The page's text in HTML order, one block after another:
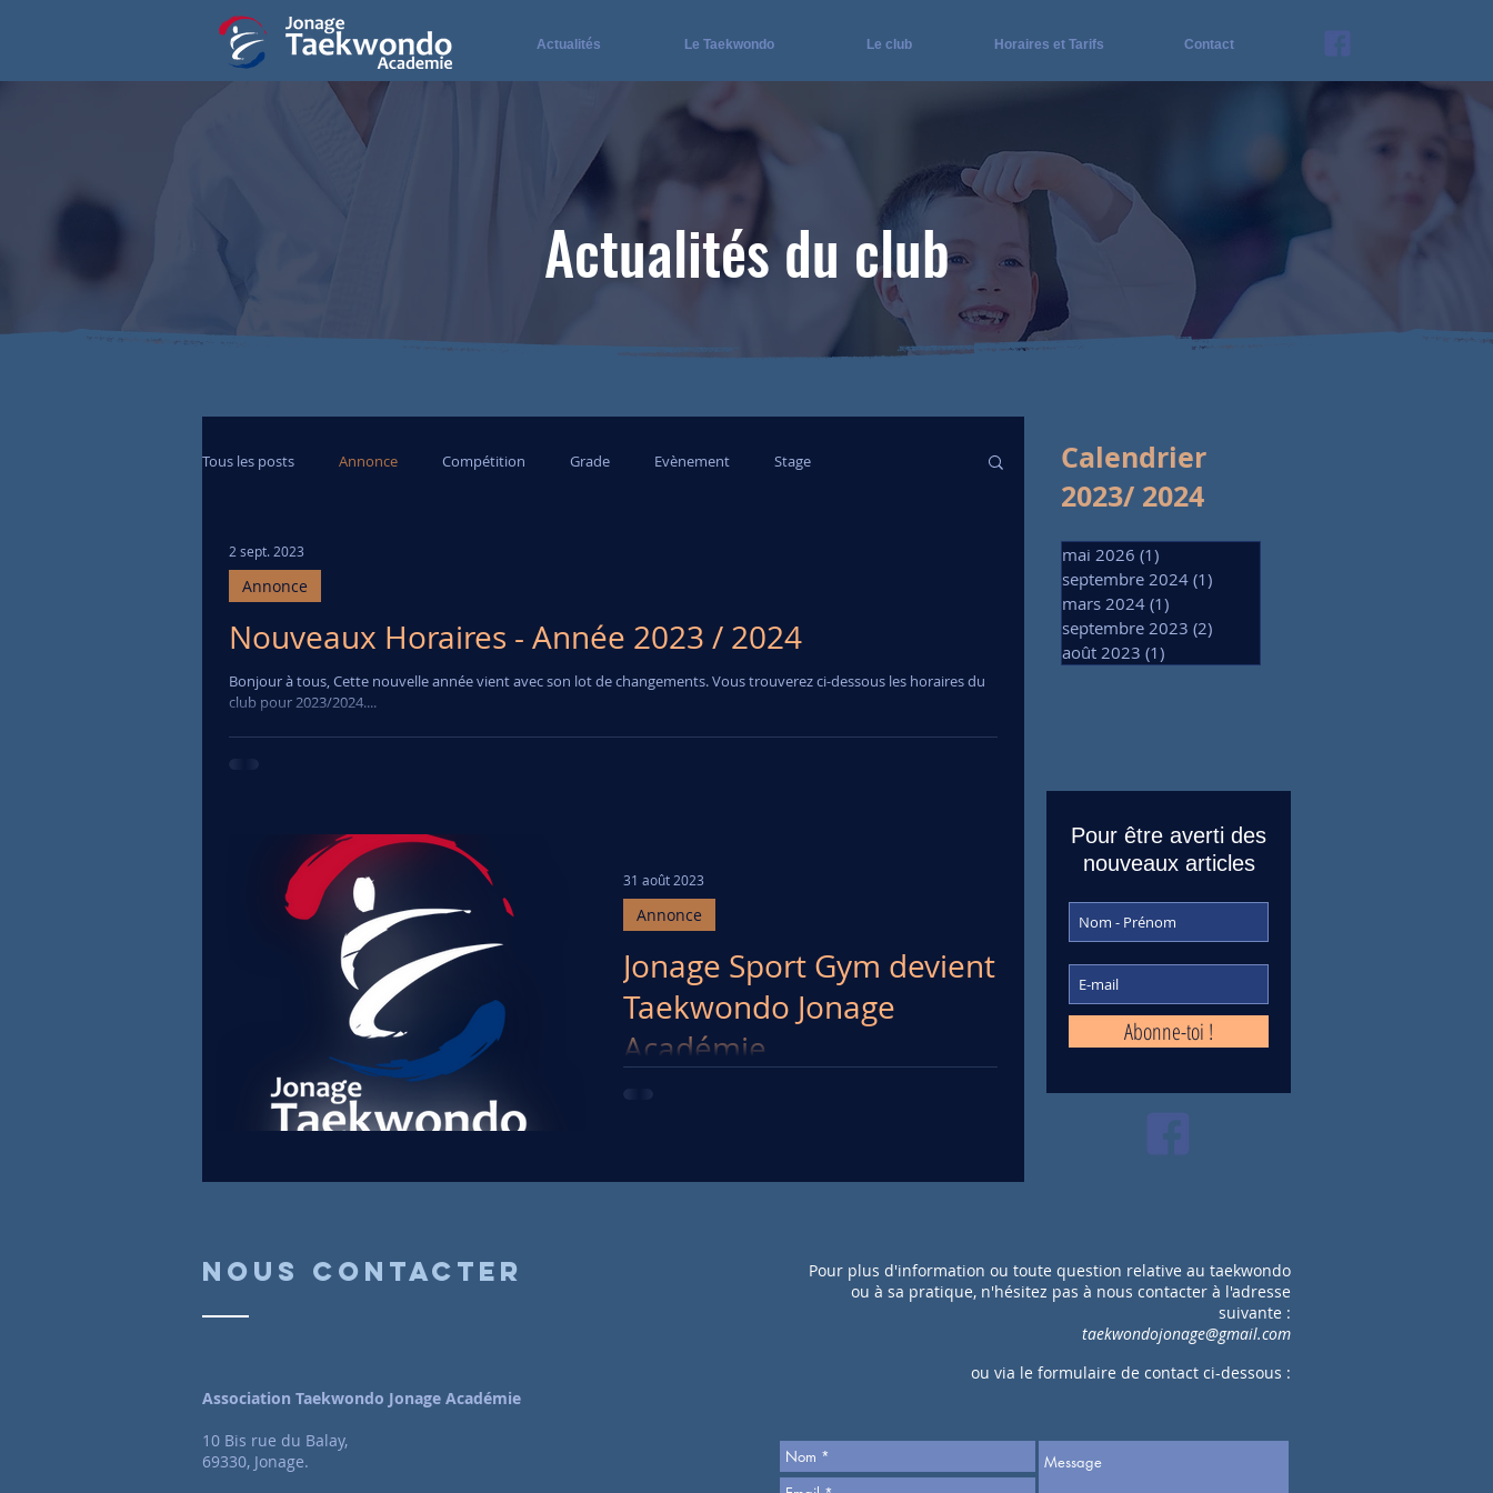
Actualités Le Taekwondo Le club Horaires et Tarifs Contact
Actualités du club
Tous les posts Annonce Compétition Grade Evènement Stage
Passage de grade
Nouveaux Horaires - Année 2023 / 2024
Bonjour à tous, Cette nouvelle année vient avec son lot de changements. Vous trouverez ci-dessous les horaires du
club pour 2023/2024....
Annonce
2 sept. 2023
Jonage Sport Gym devient
Taekwondo Jonage
Académie
Annonce
31 août 2023
Calendrier
2023/ 2024
mai 2026 (1)
septembre 2024 (1)
mars 2024 (1)
septembre 2023 (2)
août 2023 (1)
Pour être averti des
nouveaux articles
Abonne-toi !
Nous contacter
Association Taekwondo Jonage Académie
10 Bis rue du Balay,
69330, Jonage.
Pour plus d'information ou toute question relative au taekwondo
ou à sa pratique, n'hésitez pas à nous contacter à l'adresse
suivante :
taekwondojonage@gmail.com
ou via le formulaire de contact ci-dessous :